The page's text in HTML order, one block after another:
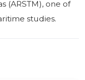
(ARSTM), one of
studies.